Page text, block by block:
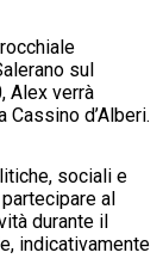
sul
Alex verrà
d’Alberi.
sociali e
al
durante il
indicativamente